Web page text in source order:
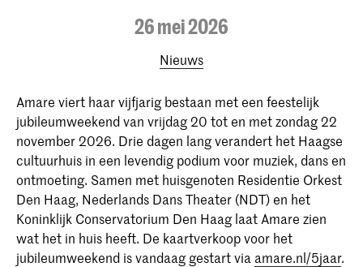
26 mei 2026
Nieuws
Amare viert haar vijfjarig bestaan met een feestelijk
jubileumweekend van vrijdag 20 tot en met zondag 22
november 2026. Drie dagen lang verandert het Haagse
cultuurhuis in een levendig podium voor muziek, dans en
ontmoeting. Samen met huisgenoten Residentie Orkest
Den Haag, Nederlands Dans Theater (NDT) en het
Koninklijk Conservatorium Den Haag laat Amare zien
wat het in huis heeft. De kaartverkoop voor het
jubileumweekend is vandaag gestart via amare.nl/5jaar.